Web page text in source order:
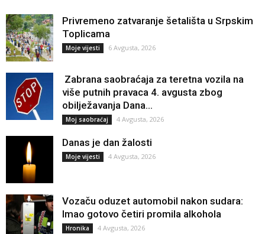
Privremeno zatvaranje šetališta u Srpskim
Toplicama
Moje vijesti 6 Avgusta, 2026
Zabrana saobraćaja za teretna vozila na
više putnih pravaca 4. avgusta zbog
obilježavanja Dana...
Moj saobraćaj 4 Avgusta, 2026
Danas je dan žalosti
Moje vijesti 4 Avgusta, 2026
Vozaču oduzet automobil nakon sudara:
Imao gotovo četiri promila alkohola
Hronika 4 Avgusta, 2026